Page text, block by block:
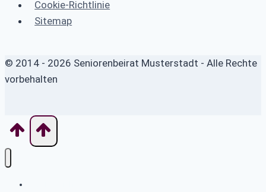
Cookie-Richtlinie
Sitemap
© 2014 - 2026 Seniorenbeirat Musterstadt - Alle Rechte
vorbehalten